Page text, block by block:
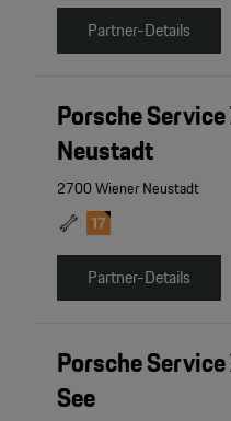
Partner-Details
Porsche
Neustadt
2700 Wiener Neustadt
Partner-Details
Porsche
See